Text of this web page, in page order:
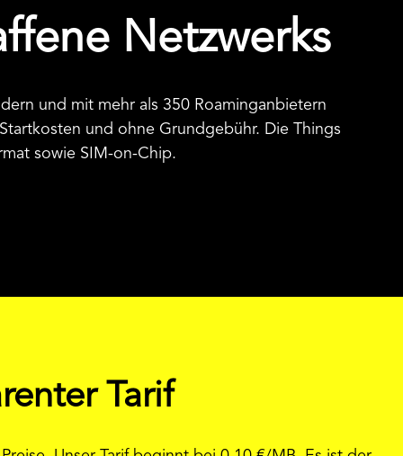
Netzwerks
und mit mehr als 350 Roaminganbietern
und ohne Grundgebühr. Die Things
sowie SIM-on-Chip.
Tarif